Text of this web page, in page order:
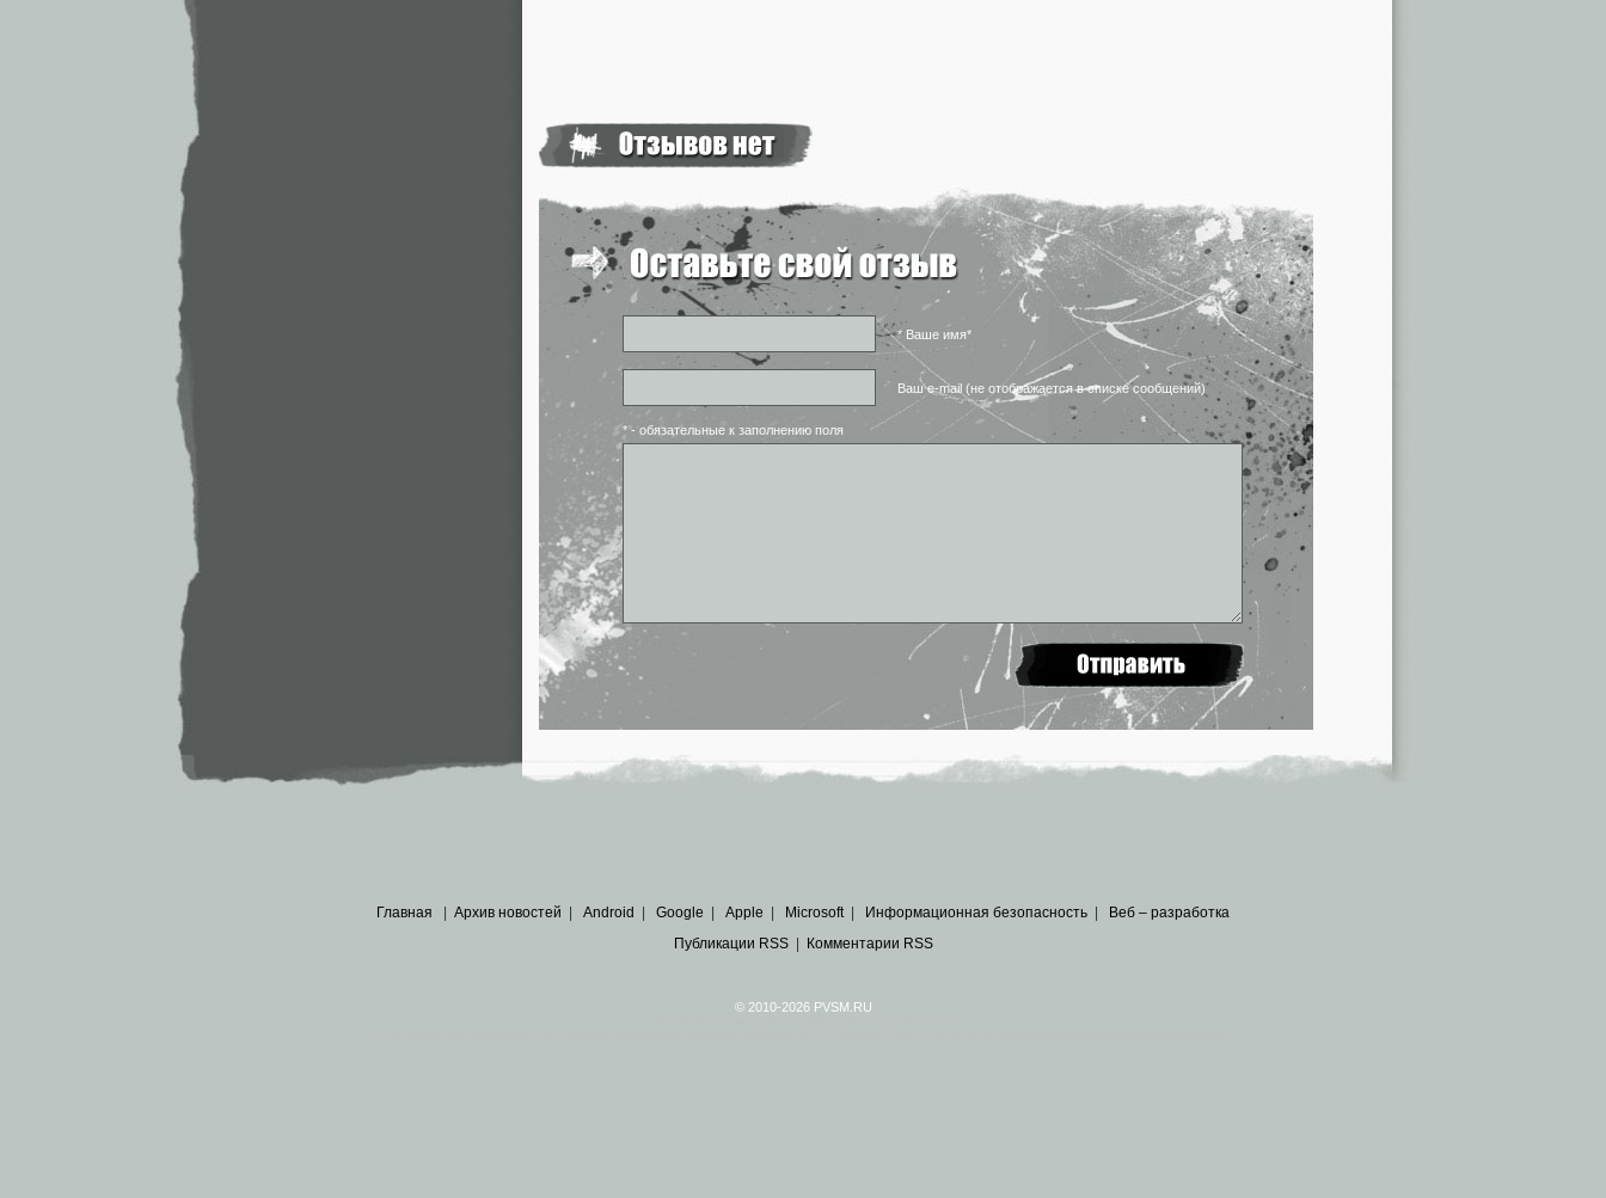
* Ваше имя*
Ваш e-mail (не отображается в списке сообщений)
* - обязательные к заполнению поля
Главная | Архив новостей | Android | Google | Apple | Microsoft | Информационная безопасность | Веб – разработка
Публикации RSS| Комментарии RSS
© 2010-2026 PVSM.RU